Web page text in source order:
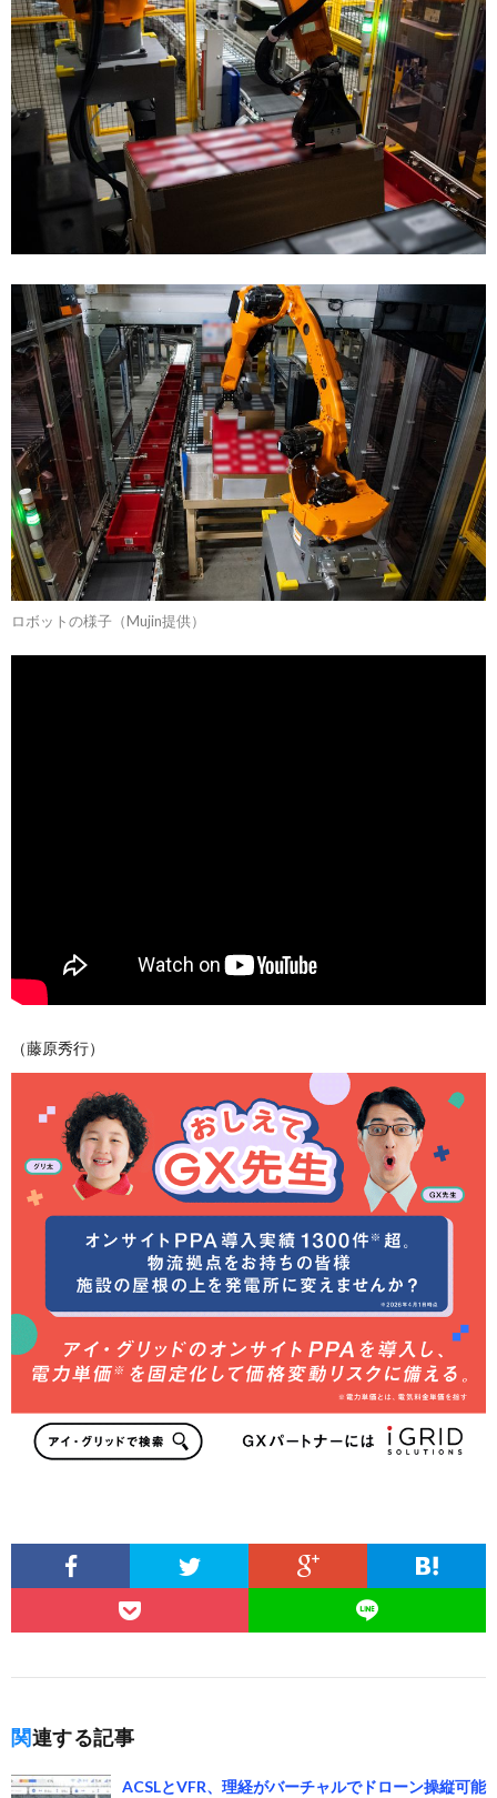
ロボットの様子（Mujin提供）
（藤原秀行）
関連する記事
ACSLとVFR、理経がバーチャルでドローン操縦可能